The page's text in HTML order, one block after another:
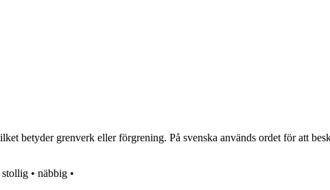
betyder grenverk eller förgrening. På svenska används ordet för att
stollig • näbbig •